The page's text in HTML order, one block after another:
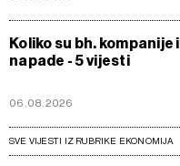
Koliko su bh.
napade - 5 vijesti
06.08.2026
SVE VIJESTI IZ RUBRIKE EKONOMIJA